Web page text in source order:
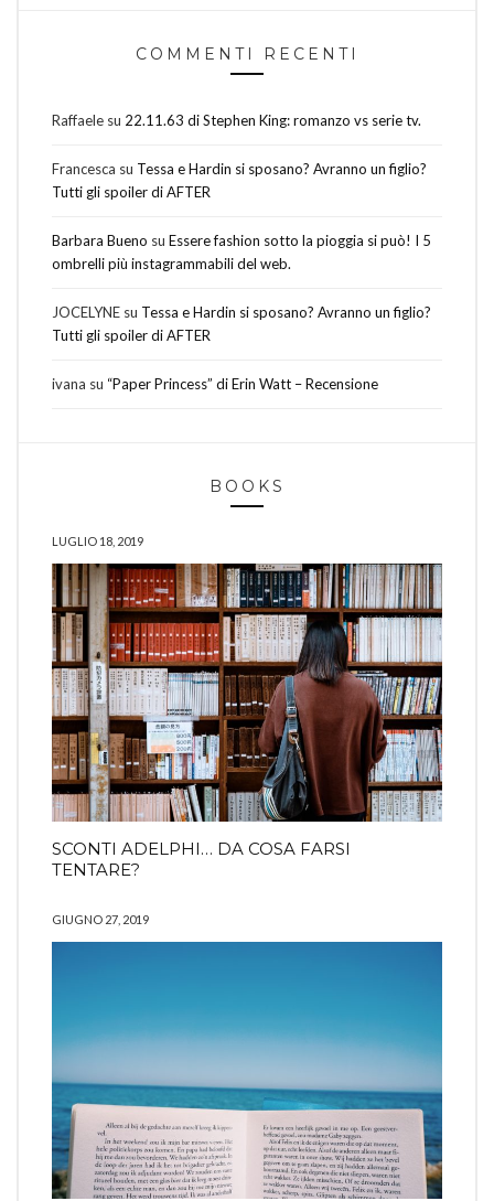
COMMENTI RECENTI
Raffaele su 22.11.63 di Stephen King: romanzo vs serie tv.
Francesca su Tessa e Hardin si sposano? Avranno un figlio?
Tutti gli spoiler di AFTER
Barbara Bueno su Essere fashion sotto la pioggia si può! I 5
ombrelli più instagrammabili del web.
JOCELYNE su Tessa e Hardin si sposano? Avranno un figlio?
Tutti gli spoiler di AFTER
ivana su “Paper Princess” di Erin Watt – Recensione
BOOKS
LUGLIO 18, 2019
SCONTI ADELPHI… DA COSA FARSI
TENTARE?
GIUGNO 27, 2019